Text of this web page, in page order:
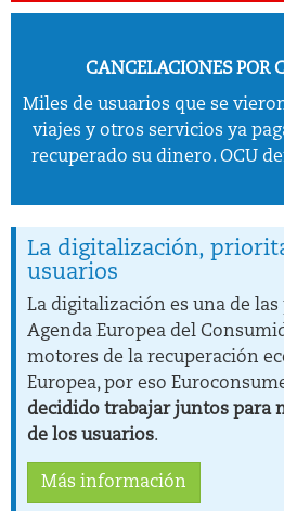
CANCELACIONES POR
Miles de usuarios que se
viajes y otros servicios ya
recuperado su dinero. OCU
La digitalización,
usuarios
La digitalización es una de
Agenda Europea del
motores de la recuperación
Europea, por eso
decidido trabajar juntos para
de los usuarios.
Más información